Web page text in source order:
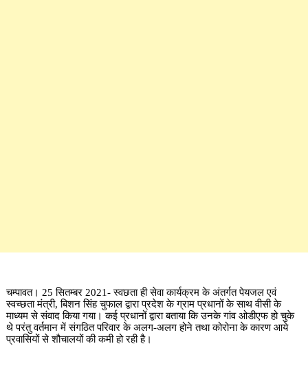
चम्पावत। 25 सितम्बर 2021- स्वछता ही सेवा कार्यक्रम के अंतर्गत पेयजल एवं
स्वच्छता मंत्री, बिशन सिंह चुफाल द्वारा प्रदेश के ग्राम प्रधानों के साथ वीसी के
माध्यम से संवाद किया गया। कई प्रधानों द्वारा बताया कि उनके गांव ओडीएफ हो चुके
थे परंतु वर्तमान में संगठित परिवार के अलग-अलग होने तथा कोरोना के कारण आये
प्रवासियों से शौचालयों की कमी हो रही है।